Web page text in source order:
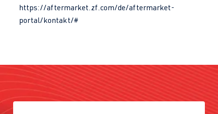
https://aftermarket.zf.com/de/aftermarket-
portal/kontakt/#